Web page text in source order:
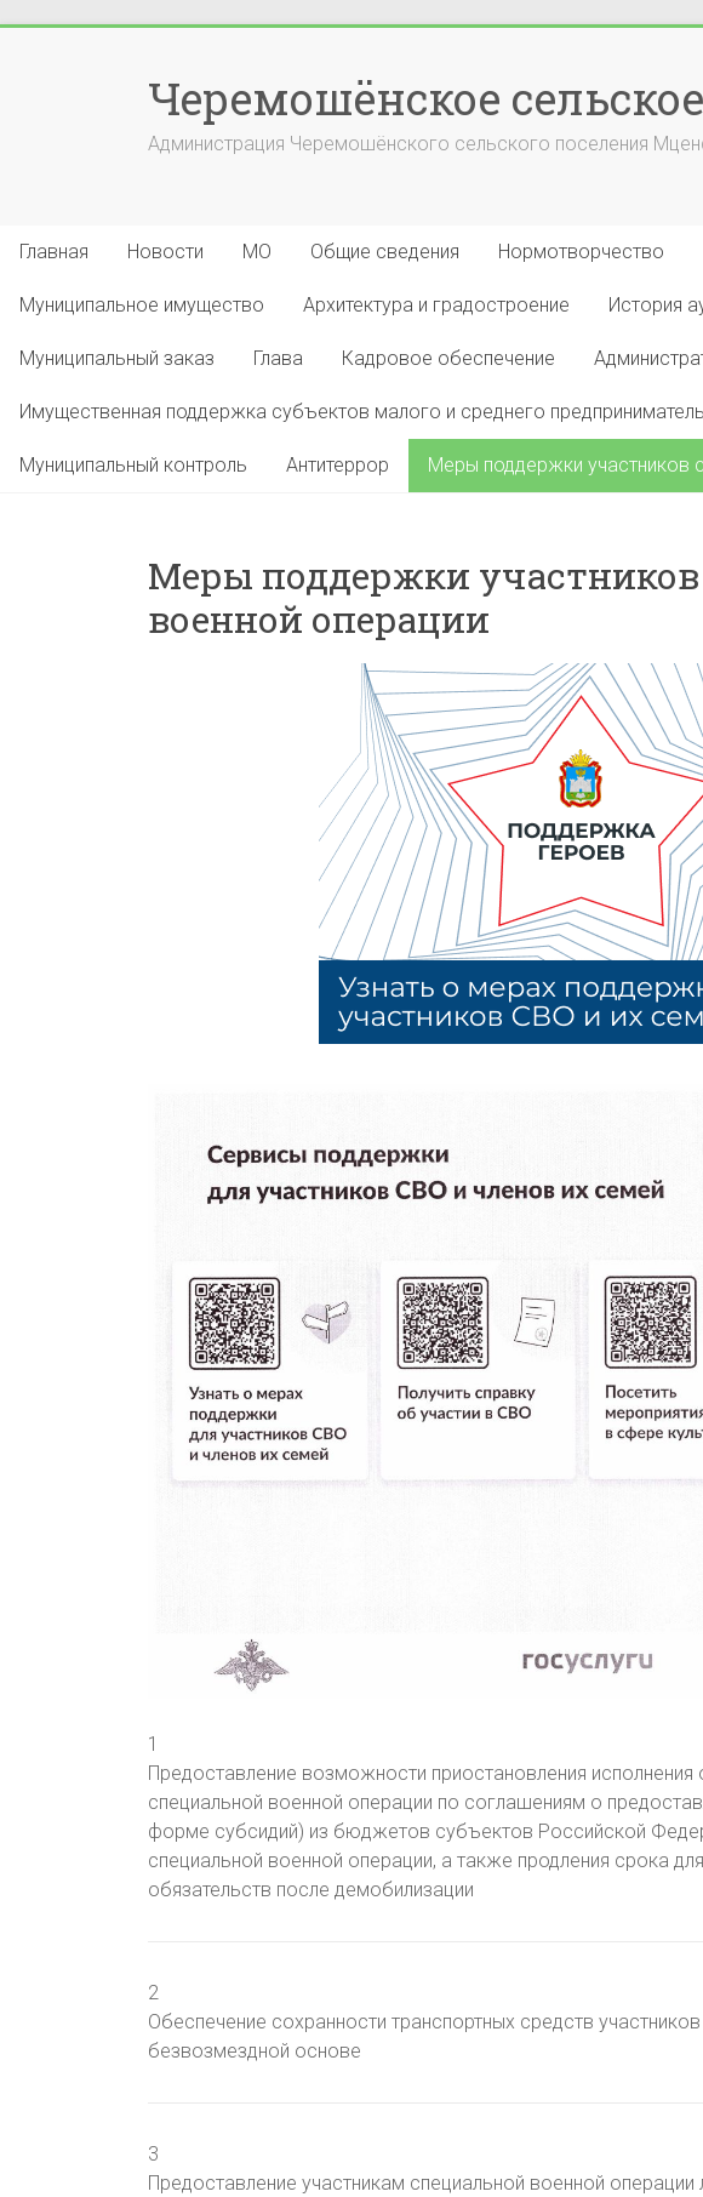
Черемошёнское
Администрация Черемошёнского сельского поселения
Главная Новости МО Общие сведения Нормотворчество
Муниципальное имущество Архитектура и градостроение История
Муниципальный заказ Глава Кадровое обеспечение
Имущественная поддержка субъектов малого и среднего
Муниципальный контроль Антитеррор Меры поддержки участников
Меры поддержки
военной операции
1
Предоставление возможности приостановления исполнения
специальной военной операции по соглашениям о
форме субсидий) из бюджетов субъектов Российской
специальной военной операции, а также продления срока
обязательств после демобилизации
2
Обеспечение сохранности транспортных средств
безвозмездной основе
3
Предоставление участникам специальной военной операции